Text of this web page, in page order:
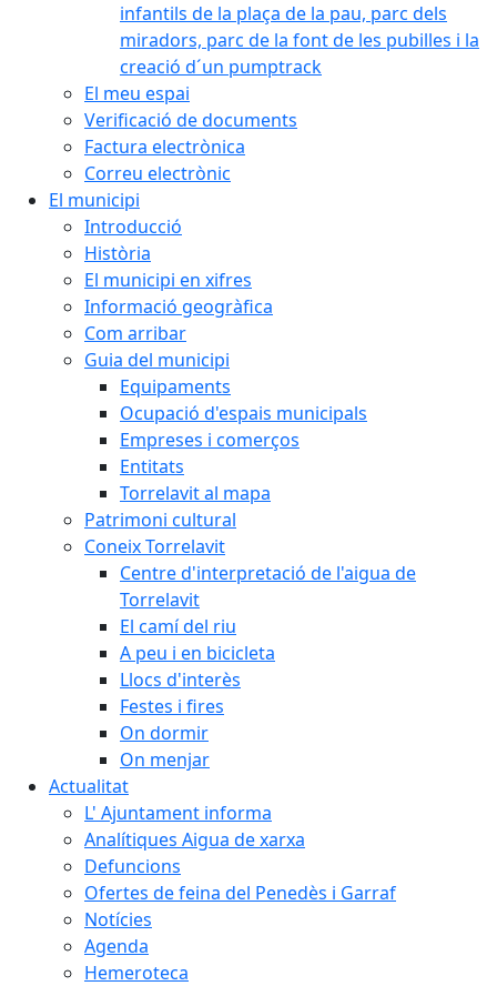
infantils de la plaça de la pau, parc dels
miradors, parc de la font de les pubilles i la
creació d´un pumptrack
El meu espai
Verificació de documents
Factura electrònica
Correu electrònic
El municipi
Introducció
Història
El municipi en xifres
Informació geogràfica
Com arribar
Guia del municipi
Equipaments
Ocupació d'espais municipals
Empreses i comerços
Entitats
Torrelavit al mapa
Patrimoni cultural
Coneix Torrelavit
Centre d'interpretació de l'aigua de
Torrelavit
El camí del riu
A peu i en bicicleta
Llocs d'interès
Festes i fires
On dormir
On menjar
Actualitat
L' Ajuntament informa
Analítiques Aigua de xarxa
Defuncions
Ofertes de feina del Penedès i Garraf
Notícies
Agenda
Hemeroteca